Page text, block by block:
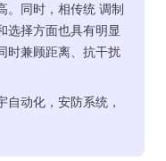
。同时，相传统 调制
选择方面也具有明显
时兼顾距离、抗干扰
动化，安防系统，